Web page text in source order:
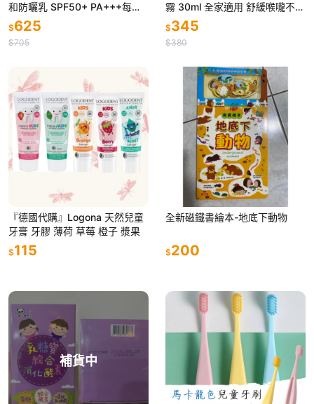
和防曬乳 SPF50+ PA+++每瓶7
0毫升3瓶入-吉兒好市多COSTC
O代購
$625
$705
霧 30ml 全家適用 舒緩喉嚨不適
立即噴！立即舒緩！
$345
$380
『德國代購』Logona 天然兒童
牙膏 牙膠 薄荷 草莓 橙子 漿果
$115
全新磁鐵書繪本-地底下動物
$200
補貨中